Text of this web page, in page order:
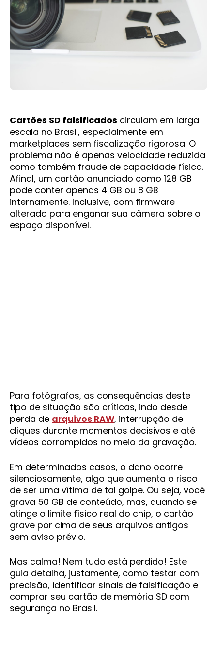
Cartões SD falsificados circulam em larga
escala no Brasil, especialmente em
marketplaces sem fiscalização rigorosa. O
problema não é apenas velocidade reduzida
como também fraude de capacidade física.
Afinal, um cartão anunciado como 128 GB
pode conter apenas 4 GB ou 8 GB
internamente. Inclusive, com firmware
alterado para enganar sua câmera sobre o
espaço disponível.
Para fotógrafos, as consequências deste
tipo de situação são críticas, indo desde
perda de arquivos RAW, interrupção de
cliques durante momentos decisivos e até
vídeos corrompidos no meio da gravação.
Em determinados casos, o dano ocorre
silenciosamente, algo que aumenta o risco
de ser uma vítima de tal golpe. Ou seja, você
grava 50 GB de conteúdo, mas, quando se
atinge o limite físico real do chip, o cartão
grave por cima de seus arquivos antigos
sem aviso prévio.
Mas calma! Nem tudo está perdido! Este
guia detalha, justamente, como testar com
precisão, identificar sinais de falsificação e
comprar seu cartão de memória SD com
segurança no Brasil.